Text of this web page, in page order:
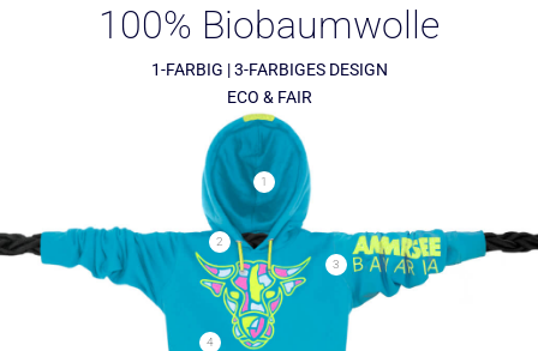
100% Biobaumwolle
1-FARBIG | 3-FARBIGES DESIGN
ECO & FAIR
1
2
3
4